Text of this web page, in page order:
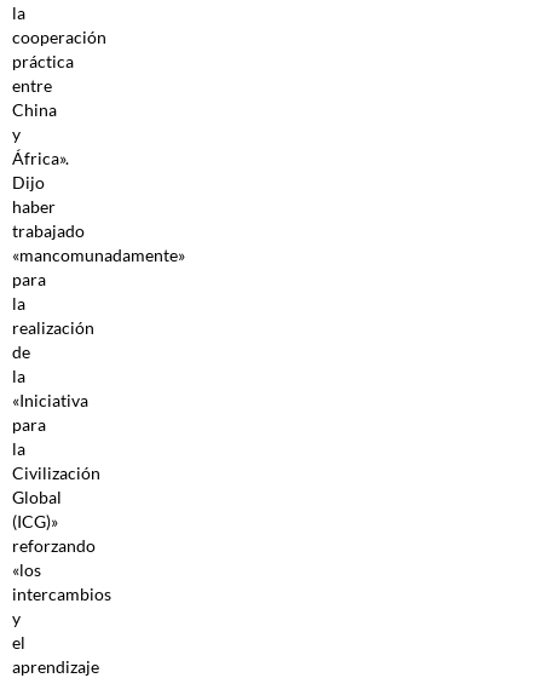
la
cooperación
práctica
entre
China
y
África».
Dijo
haber
trabajado
«mancomunadamente»
para
la
realización
de
la
«Iniciativa
para
la
Civilización
Global
(ICG)»
reforzando
«los
intercambios
y
el
aprendizaje